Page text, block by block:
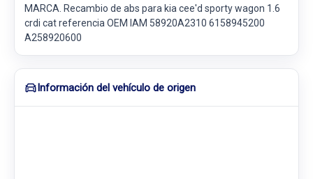
MARCA. Recambio de abs para kia cee'd sporty wagon 1.6
crdi cat referencia OEM IAM 58920A2310 6158945200
A258920600
Información del vehículo de origen